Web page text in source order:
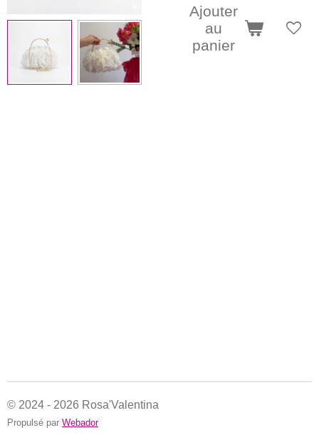
Ajouter
au
panier
© 2024 - 2026 Rosa'Valentina
Propulsé par Webador